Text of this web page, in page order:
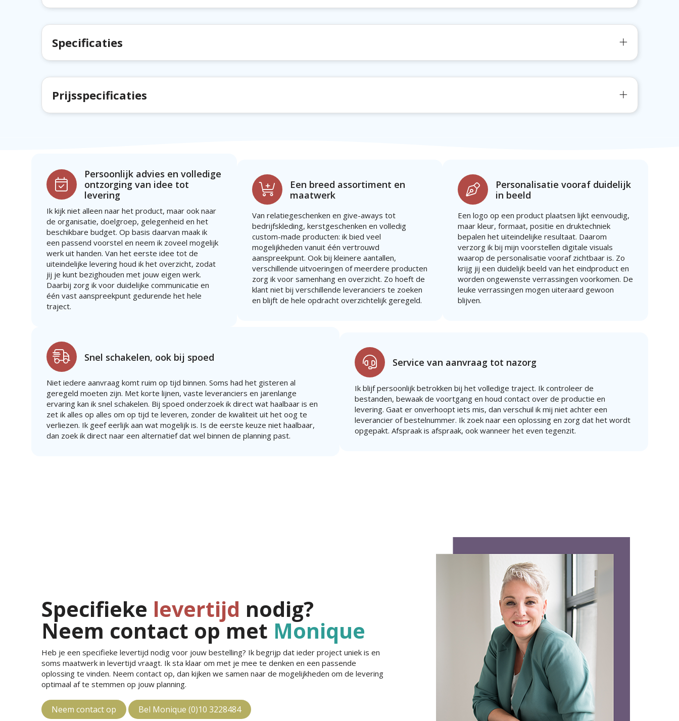
Specificaties
Prijsspecificaties
Persoonlijk advies en volledige
ontzorging van idee tot
levering
Ik kijk niet alleen naar het product, maar ook naar
de organisatie, doelgroep, gelegenheid en het
beschikbare budget. Op basis daarvan maak ik
een passend voorstel en neem ik zoveel mogelijk
werk uit handen. Van het eerste idee tot de
uiteindelijke levering houd ik het overzicht, zodat
jij je kunt bezighouden met jouw eigen werk.
Daarbij zorg ik voor duidelijke communicatie en
één vast aanspreekpunt gedurende het hele
traject.
Een breed assortiment en
maatwerk
Van relatiegeschenken en give-aways tot
bedrijfskleding, kerstgeschenken en volledig
custom-made producten: ik bied veel
mogelijkheden vanuit één vertrouwd
aanspreekpunt. Ook bij kleinere aantallen,
verschillende uitvoeringen of meerdere producten
zorg ik voor samenhang en overzicht. Zo hoeft de
klant niet bij verschillende leveranciers te zoeken
en blijft de hele opdracht overzichtelijk geregeld.
Personalisatie vooraf duidelijk
in beeld
Een logo op een product plaatsen lijkt eenvoudig,
maar kleur, formaat, positie en druktechniek
bepalen het uiteindelijke resultaat. Daarom
verzorg ik bij mijn voorstellen digitale visuals
waarop de personalisatie vooraf zichtbaar is. Zo
krijg jij een duidelijk beeld van het eindproduct en
worden ongewenste verrassingen voorkomen. De
leuke verrassingen mogen uiteraard gewoon
blijven.
Snel schakelen, ook bij spoed
Niet iedere aanvraag komt ruim op tijd binnen. Soms had het gisteren al
geregeld moeten zijn. Met korte lijnen, vaste leveranciers en jarenlange
ervaring kan ik snel schakelen. Bij spoed onderzoek ik direct wat haalbaar is en
zet ik alles op alles om op tijd te leveren, zonder de kwaliteit uit het oog te
verliezen. Ik geef eerlijk aan wat mogelijk is. Is de eerste keuze niet haalbaar,
dan zoek ik direct naar een alternatief dat wel binnen de planning past.
Service van aanvraag tot nazorg
Ik blijf persoonlijk betrokken bij het volledige traject. Ik controleer de
bestanden, bewaak de voortgang en houd contact over de productie en
levering. Gaat er onverhoopt iets mis, dan verschuil ik mij niet achter een
leverancier of bestelnummer. Ik zoek naar een oplossing en zorg dat het wordt
opgepakt. Afspraak is afspraak, ook wanneer het even tegenzit.
Specifieke levertijd nodig?
Neem contact op met Monique
Heb je een specifieke levertijd nodig voor jouw bestelling? Ik begrijp dat ieder project uniek is en
soms maatwerk in levertijd vraagt. Ik sta klaar om met je mee te denken en een passende
oplossing te vinden. Neem contact op, dan kijken we samen naar de mogelijkheden om de levering
optimaal af te stemmen op jouw planning.
Neem contact op Bel Monique (0)10 3228484